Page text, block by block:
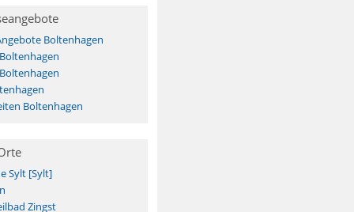
Boltenhagen
Boltenhagen
Sylt [Sylt]
Zingst